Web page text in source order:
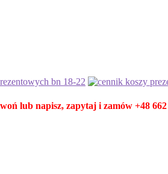
lub napisz, zapytaj i zamów +48